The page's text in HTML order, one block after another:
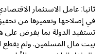
ثانيا: عامل الاستثمار
في إصلاحها وتعميرها من
تستفيد الدولة بما يفرض
بيت مال المسلمين. ولم يقطع